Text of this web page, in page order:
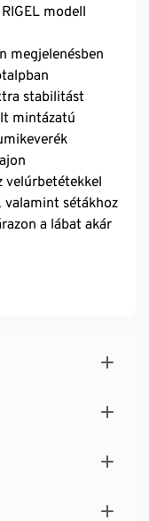
modell
megjelenésben
stabilitást
mintázatú
velúrbetétekkel
valamint sétákhoz
a lábat akár
száraz és nedves